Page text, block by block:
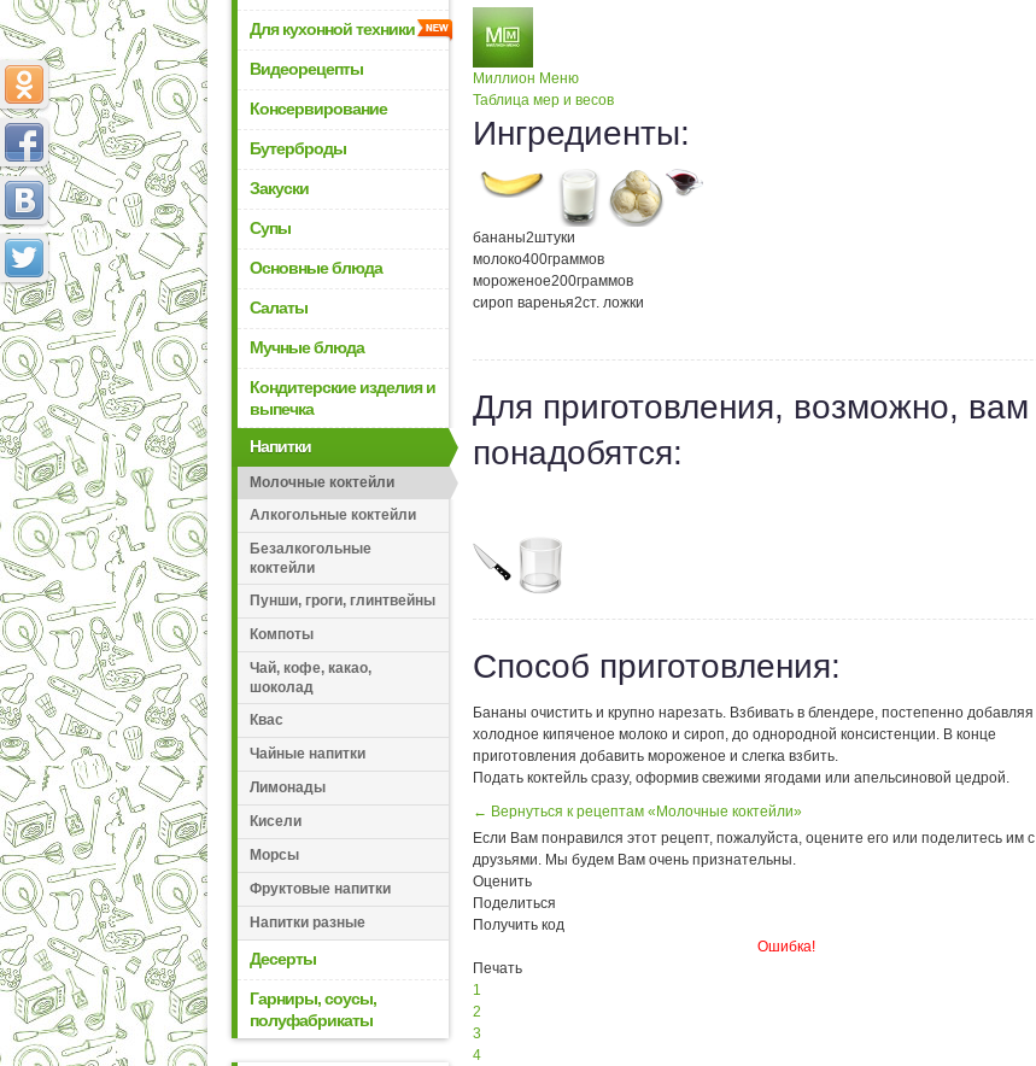
Для кухонной техники
Видеорецепты
Консервирование
Бутерброды
Закуски
Супы
Основные блюда
Салаты
Мучные блюда
Кондитерские изделия и
выпечка
Напитки
Молочные коктейли
Алкогольные коктейли
Безалкогольные
коктейли
Пунши, гроги, глинтвейны
Компоты
Чай, кофе, какао,
шоколад
Квас
Чайные напитки
Лимонады
Кисели
Морсы
Фруктовые напитки
Напитки разные
Десерты
Гарниры, соусы,
полуфабрикаты
Миллион Меню
Таблица мер и весов
Ингредиенты:
бананы2штуки
молоко400граммов
мороженое200граммов
сироп варенья2ст. ложки
Для приготовления, возможно, вам
понадобятся:
Способ приготовления:
Бананы очистить и крупно нарезать. Взбивать в блендере, постепенно добавляя
холодное кипяченое молоко и сироп, до однородной консистенции. В конце
приготовления добавить мороженое и слегка взбить.
Подать коктейль сразу, оформив свежими ягодами или апельсиновой цедрой.
← Вернуться к рецептам «Молочные коктейли»
Если Вам понравился этот рецепт, пожалуйста, оцените его или поделитесь им с
друзьями. Мы будем Вам очень признательны.
Оценить
Поделиться
Получить код
Ошибка!
Печать
1
2
3
4